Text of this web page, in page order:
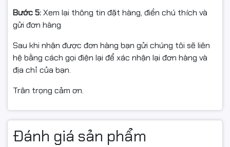
Wi-Fi hoặc LAN
Đàm thoại 2 chiều
Báo động âm thanh & ánh sáng
MicroSD tới 512GB
ĐIỀU KIỆN ĐỔI/TRẢ HÀNG (📦)
Bước 5:Xem lại thông tin đặt hàng, điền chú thích và
gửi đơn hàng
Sau khi nhận được đơn hàng bạn gửi chúng tôi sẽ liên
hệ bằng cách gọi điện lại để xác nhận lại đơn hàng và
địa chỉ của bạn.
Trân trọng cảm ơn.
Đánh giá sản phẩm